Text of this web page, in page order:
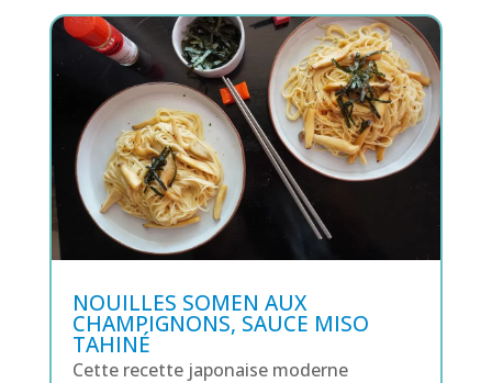
NOUILLES SOMEN AUX
CHAMPIGNONS, SAUCE MISO
TAHINÉ
Cette recette japonaise moderne